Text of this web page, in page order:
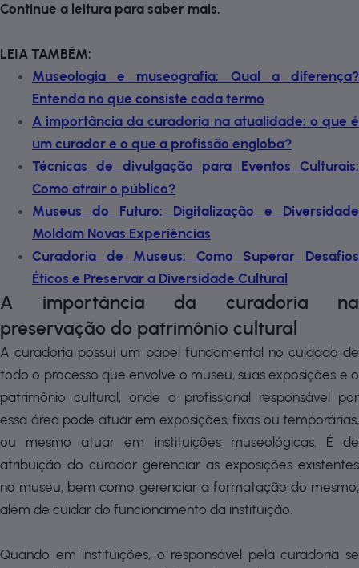
Continue a leitura para saber mais.
LEIA TAMBÉM:
Museologia e museografia: Qual a diferença?
Entenda no que consiste cada termo
A importância da curadoria na atualidade: o que é
um curador e o que a profissão engloba?
Técnicas de divulgação para Eventos Culturais:
Como atrair o público?
Museus do Futuro: Digitalização e Diversidade
Moldam Novas Experiências
Curadoria de Museus: Como Superar Desafios
Éticos e Preservar a Diversidade Cultural
A importância da curadoria na
preservação do patrimônio cultural
A curadoria possui um papel fundamental no cuidado de
todo o processo que envolve o museu, suas exposições e o
patrimônio cultural, onde o profissional responsável por
essa área pode atuar em exposições, fixas ou temporárias,
ou mesmo atuar em instituições museológicas. É de
atribuição do curador gerenciar as exposições existentes
no museu, bem como gerenciar a formatação do mesmo,
além de cuidar do funcionamento da instituição.
Quando em instituições, o responsável pela curadoria se